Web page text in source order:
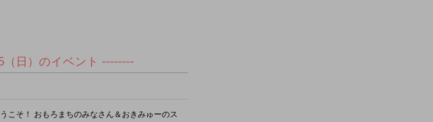
日）のイベント --------
こそ！ おもろまちのみなさん＆おきみゅーのス